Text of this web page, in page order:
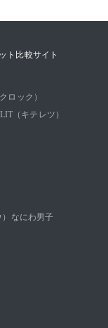
ト比較サイト
ロック）
（キテレツ）
なにわ男子